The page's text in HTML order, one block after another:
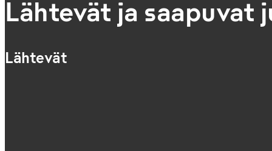
Lähtevät ja saapuvat
Lähtevät